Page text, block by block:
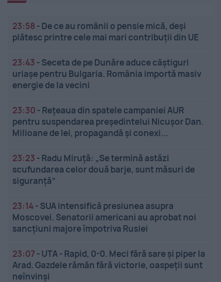
23:58 - De ce au românii o pensie mică, deși
plătesc printre cele mai mari contribuții din UE
23:43 - Seceta de pe Dunăre aduce câștiguri
uriașe pentru Bulgaria. România importă masiv
energie de la vecini
23:30 - Rețeaua din spatele campaniei AUR
pentru suspendarea președintelui Nicușor Dan.
Milioane de lei, propagandă și conexi...
23:23 - Radu Miruță: „Se termină astăzi
scufundarea celor două barje, sunt măsuri de
siguranţă”
23:14- SUA intensifică presiunea asupra
Moscovei. Senatorii americani au aprobat noi
sancțiuni majore împotriva Rusiei
23:07 - UTA - Rapid, 0-0. Meci fără sare și piper la
Arad. Gazdele rămân fără victorie, oaspeții sunt
neînvinși